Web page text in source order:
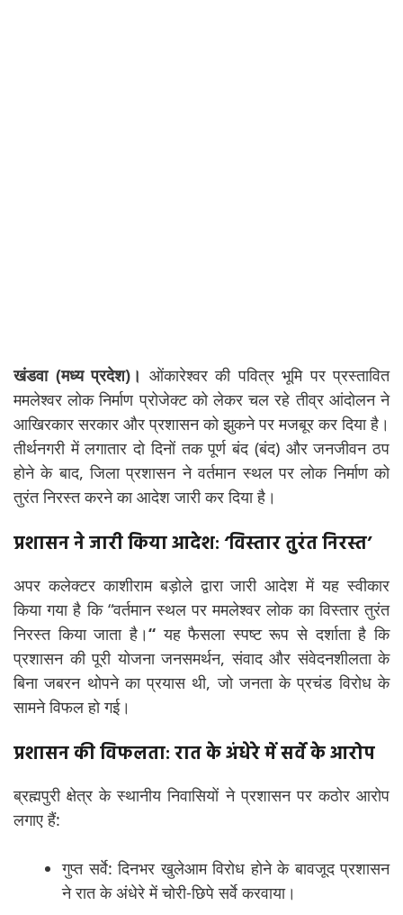
खंडवा (मध्य प्रदेश)। ओंकारेश्वर की पवित्र भूमि पर प्रस्तावित
ममलेश्वर लोक निर्माण प्रोजेक्ट को लेकर चल रहे तीव्र आंदोलन ने
आखिरकार सरकार और प्रशासन को झुकने पर मजबूर कर दिया है।
तीर्थनगरी में लगातार दो दिनों तक पूर्ण बंद (बंद) और जनजीवन ठप
होने के बाद, जिला प्रशासन ने वर्तमान स्थल पर लोक निर्माण को
तुरंत निरस्त करने का आदेश जारी कर दिया है।
प्रशासन ने जारी किया आदेश: ‘विस्तार तुरंत निरस्त’
अपर कलेक्टर काशीराम बड़ोले द्वारा जारी आदेश में यह स्वीकार
किया गया है कि “वर्तमान स्थल पर ममलेश्वर लोक का विस्तार तुरंत
निरस्त किया जाता है।“यह फैसला स्पष्ट रूप से दर्शाता है कि
प्रशासन की पूरी योजना जनसमर्थन, संवाद और संवेदनशीलता के
बिना जबरन थोपने का प्रयास थी, जो जनता के प्रचंड विरोध के
सामने विफल हो गई।
प्रशासन की विफलता: रात के अंधेरे में सर्वे के आरोप
ब्रह्मपुरी क्षेत्र के स्थानीय निवासियों ने प्रशासन पर कठोर आरोप
लगाए हैं:
गुप्त सर्वे: दिनभर खुलेआम विरोध होने के बावजूद प्रशासन
ने रात के अंधेरे में चोरी-छिपे सर्वे करवाया।